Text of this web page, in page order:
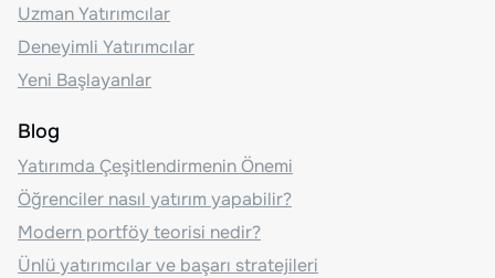
Uzman Yatırımcılar
Deneyimli Yatırımcılar
Yeni Başlayanlar
Blog
Yatırımda Çeşitlendirmenin Önemi
Öğrenciler nasıl yatırım yapabilir?
Modern portföy teorisi nedir?
Ünlü yatırımcılar ve başarı stratejileri